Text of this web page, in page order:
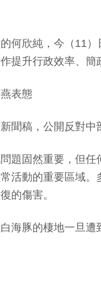
何欣純，今（11
提升行政效率、
表態
聞稿，公開反對
題固然重要，但
活動的重要區域
的傷害。
海豚的棲地一旦